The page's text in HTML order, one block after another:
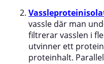
vassle där man
filtrerar vasslen i
utvinner ett
proteinhalt.